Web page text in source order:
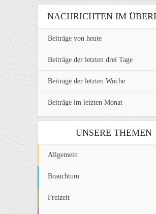
NACHRICHTEN IM
Beiträge von heute
Beiträge der letzten drei Tage
Beiträge der letzten Woche
Beiträge im letzten Monat
UNSERE THEMEN
Allgemein
Brauchtum
Freizeit